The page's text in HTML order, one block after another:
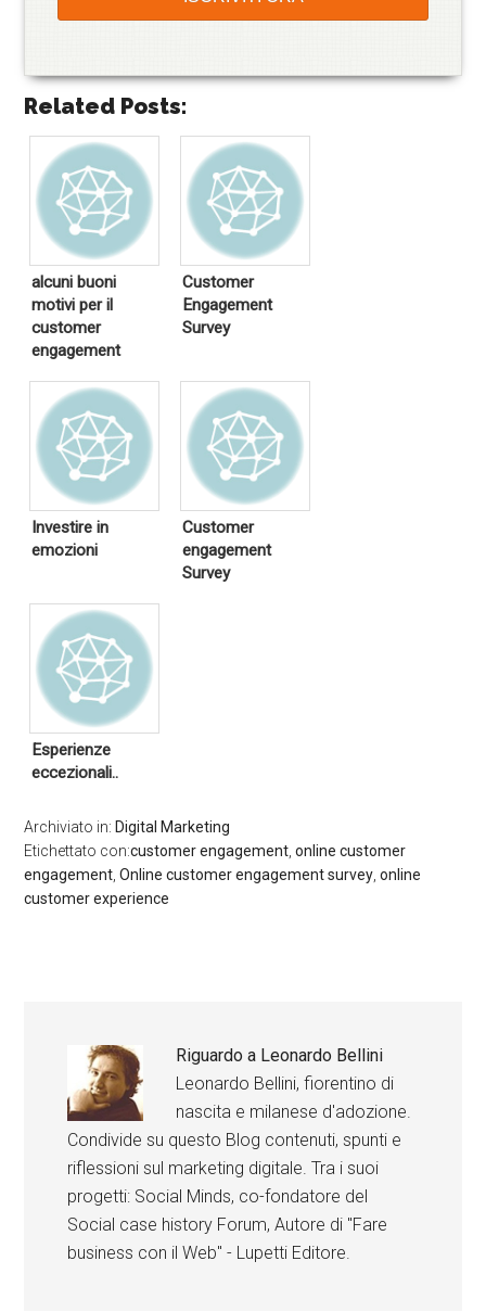
Related Posts:
alcuni buoni
motivi per il
customer
engagement
Customer
Engagement
Survey
Investire in
emozioni
Customer
engagement
Survey
Esperienze
eccezionali..
Archiviato in: Digital Marketing
Etichettato con:customer engagement,online customer
engagement,Online customer engagement survey,online
customer experience
Riguardo a Leonardo Bellini
Leonardo Bellini, fiorentino di
nascita e milanese d'adozione.
Condivide su questo Blog contenuti, spunti e
riflessioni sul marketing digitale. Tra i suoi
progetti: Social Minds, co-fondatore del
Social case history Forum, Autore di "Fare
business con il Web" - Lupetti Editore.